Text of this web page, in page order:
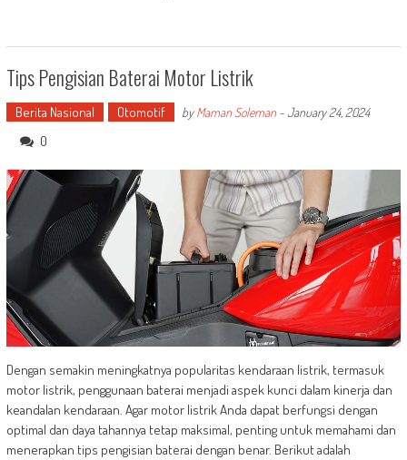
Tips Pengisian Baterai Motor Listrik
Berita Nasional Otomotif byMaman Soleman-January 24, 2024
0
Dengan semakin meningkatnya popularitas kendaraan listrik, termasuk
motor listrik, penggunaan baterai menjadi aspek kunci dalam kinerja dan
keandalan kendaraan. Agar motor listrik Anda dapat berfungsi dengan
optimal dan daya tahannya tetap maksimal, penting untuk memahami dan
menerapkan tips pengisian baterai dengan benar. Berikut adalah